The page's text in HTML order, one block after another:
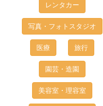
レンタカー
写真・フォトスタジオ
医療 旅行
園芸・造園
美容室・理容室